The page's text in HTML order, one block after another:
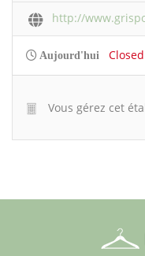
http://
Aujourd'hui
Vous gérez cet